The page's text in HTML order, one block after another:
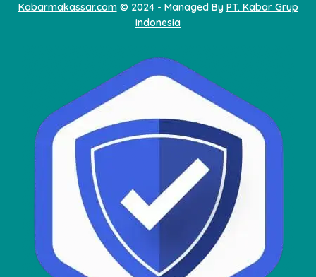
Kabarmakassar.com© 2024 - Managed By PT. Kabar Grup
Indonesia